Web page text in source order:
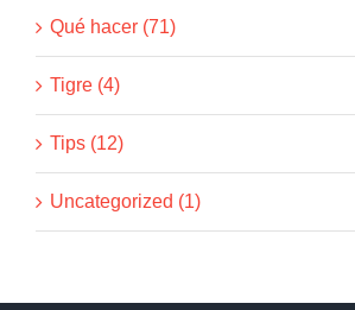
Qué hacer (71)
Tigre (4)
Tips (12)
Uncategorized (1)